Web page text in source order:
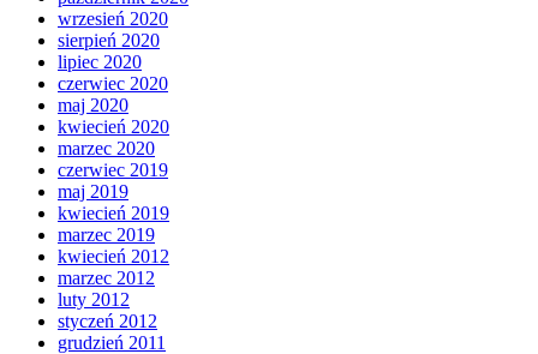
wrzesień 2020
sierpień 2020
lipiec 2020
czerwiec 2020
maj 2020
kwiecień 2020
marzec 2020
czerwiec 2019
maj 2019
kwiecień 2019
marzec 2019
kwiecień 2012
marzec 2012
luty 2012
styczeń 2012
grudzień 2011